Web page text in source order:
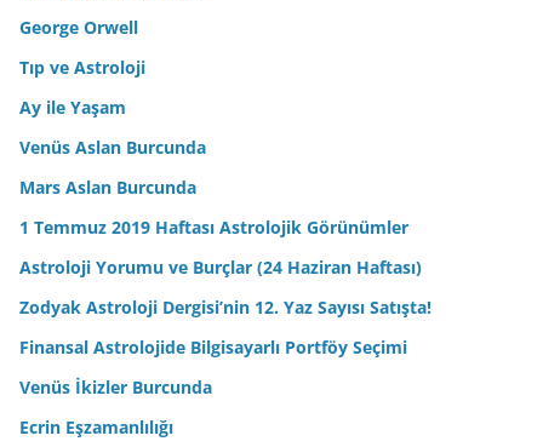
George Orwell
Tıp ve Astroloji
Ay ile Yaşam
Venüs Aslan Burcunda
Mars Aslan Burcunda
1 Temmuz 2019 Haftası Astrolojik Görünümler
Astroloji Yorumu ve Burçlar (24 Haziran Haftası)
Zodyak Astroloji Dergisi’nin 12. Yaz Sayısı Satışta!
Finansal Astrolojide Bilgisayarlı Portföy Seçimi
Venüs İkizler Burcunda
Ecrin Eşzamanlılığı